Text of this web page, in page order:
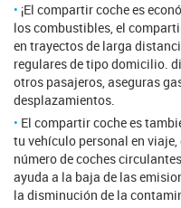
¡El compartir coche es
los combustibles, el
en trayectos de larga
regulares de tipo domicilio.
otros pasajeros, aseguras
desplazamientos.
El compartir coche es
tu vehículo personal en
número de coches
ayuda a la baja de las
la disminución de la